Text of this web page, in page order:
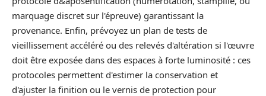
marquage discret sur l'épreuve) garantissant la
provenance. Enfin, prévoyez un plan de tests de
vieillissement accéléré ou des relevés d'altération si l'œuvre
doit être exposée dans des espaces à forte luminosité : ces
protocoles permettent d'estimer la conservation et
d'ajuster la finition ou le vernis de protection pour